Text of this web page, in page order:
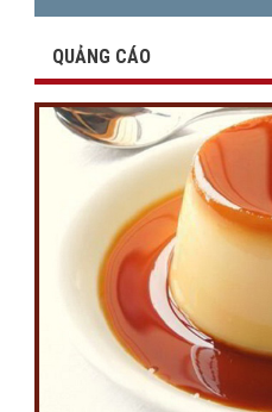
QUẢNG CÁO